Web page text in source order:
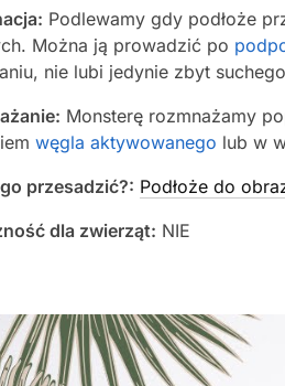
Podlewamy gdy podłoże
Można ją prowadzić po
nie lubi jedynie zbyt
Monsterę rozmnażamy
węgla aktywowanego lub w
przesadzić?: Podłoże do
dla zwierząt: NIE